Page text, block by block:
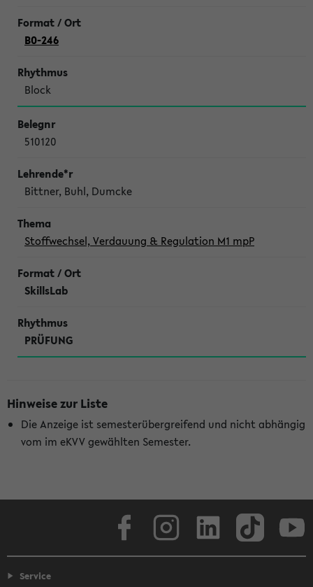
B0-246
Block
510120
Bittner, Buhl, Dumcke
Stoffwechsel, Verdauung & Regulation M1 mpP
SkillsLab
PRÜFUNG
Hinweise zur Liste
Die Anzeige ist semesterübergreifend und nicht abhängig
vom im eKVV gewählten Semester.
Service